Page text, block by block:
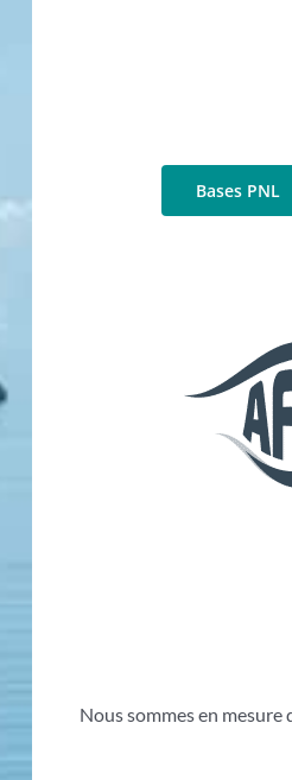
Bases PNL
Nous sommes en mesure